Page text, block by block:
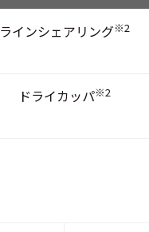
ラインシェアリング※2
ドライカッパ※2